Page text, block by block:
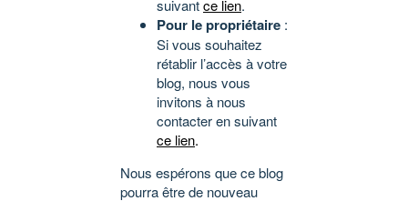
suivantce lien.
Pour le propriétaire :
Si vous souhaitez
rétablir l’accès à votre
blog, nous vous
invitons à nous
contacter en suivant
ce lien.
Nous espérons que ce blog
pourra être de nouveau